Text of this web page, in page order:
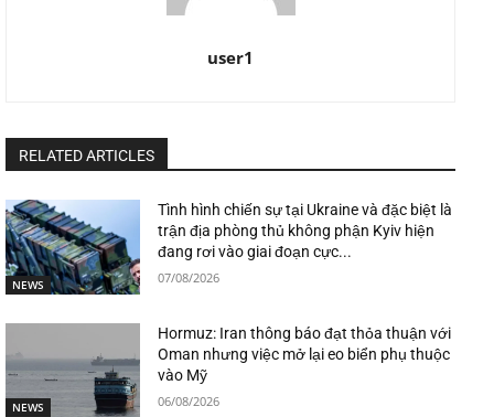
user1
RELATED ARTICLES
NEWS
Tình hình chiến sự tại Ukraine và đặc biệt là
trận địa phòng thủ không phận Kyiv hiện
đang rơi vào giai đoạn cực...
07/08/2026
NEWS
Hormuz: Iran thông báo đạt thỏa thuận với
Oman nhưng việc mở lại eo biển phụ thuộc
vào Mỹ
06/08/2026